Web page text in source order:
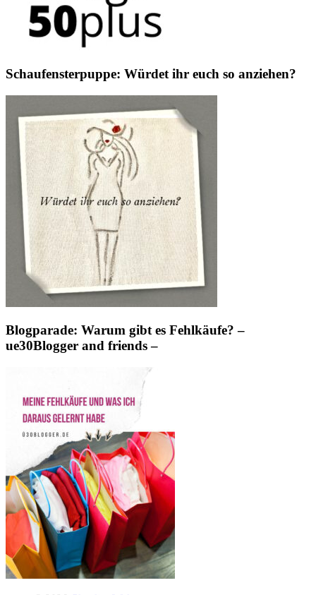
Schaufensterpuppe: Würdet ihr euch so anziehen?
Blogparade: Warum gibt es Fehlkäufe? –
ue30Blogger and friends –